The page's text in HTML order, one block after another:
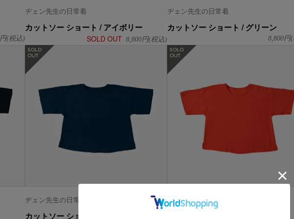
円(税込)
ヂェン先生の日常着
カットソー ショート / アイボリー
SOLD OUT 8,800円(税込)
ヂェン先生の日常着
カットソー ショート / グリーン
8,800円
ヂェン先生の日常着
カットソー ショート / ネイビー
ヂェン先生の日常着